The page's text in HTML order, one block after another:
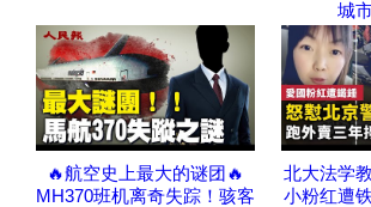
城
🔥航空史上最大的谜团🔥
MH370班机离奇失踪！骇客
北大法学
小粉红遭